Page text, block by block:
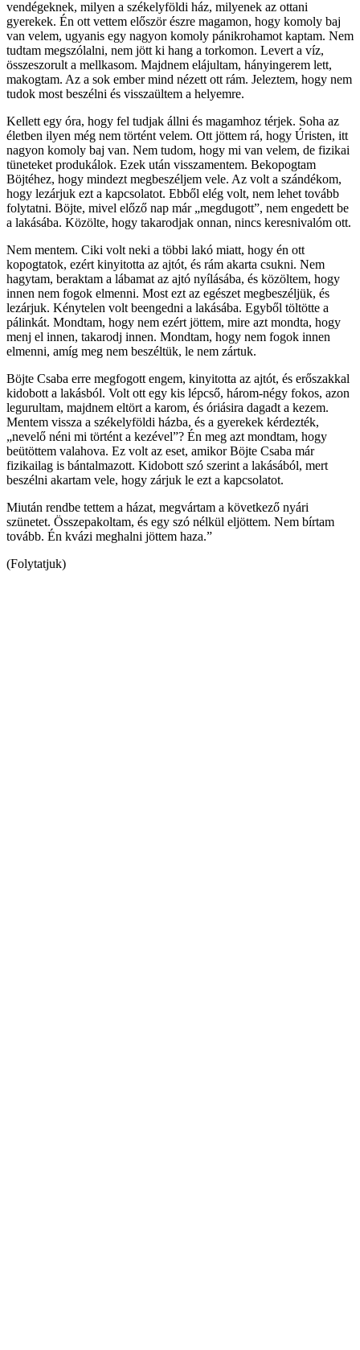
vendégeknek, milyen a székelyföldi ház, milyenek az ottani
gyerekek. Én ott vettem először észre magamon, hogy komoly baj
van velem, ugyanis egy nagyon komoly pánikrohamot kaptam. Nem
tudtam megszólalni, nem jött ki hang a torkomon. Levert a víz,
összeszorult a mellkasom. Majdnem elájultam, hányingerem lett,
makogtam. Az a sok ember mind nézett ott rám. Jeleztem, hogy nem
tudok most beszélni és visszaültem a helyemre.
Kellett egy óra, hogy fel tudjak állni és magamhoz térjek. Soha az
életben ilyen még nem történt velem. Ott jöttem rá, hogy Úristen, itt
nagyon komoly baj van. Nem tudom, hogy mi van velem, de fizikai
tüneteket produkálok. Ezek után visszamentem. Bekopogtam
Böjtéhez, hogy mindezt megbeszéljem vele. Az volt a szándékom,
hogy lezárjuk ezt a kapcsolatot. Ebből elég volt, nem lehet tovább
folytatni. Böjte, mivel előző nap már „megdugott”, nem engedett be
a lakásába. Közölte, hogy takarodjak onnan, nincs keresnivalóm ott.
Nem mentem. Ciki volt neki a többi lakó miatt, hogy én ott
kopogtatok, ezért kinyitotta az ajtót, és rám akarta csukni. Nem
hagytam, beraktam a lábamat az ajtó nyílásába, és közöltem, hogy
innen nem fogok elmenni. Most ezt az egészet megbeszéljük, és
lezárjuk. Kénytelen volt beengedni a lakásába. Egyből töltötte a
pálinkát. Mondtam, hogy nem ezért jöttem, mire azt mondta, hogy
menj el innen, takarodj innen. Mondtam, hogy nem fogok innen
elmenni, amíg meg nem beszéltük, le nem zártuk.
Böjte Csaba erre megfogott engem, kinyitotta az ajtót, és erőszakkal
kidobott a lakásból. Volt ott egy kis lépcső, három-négy fokos, azon
legurultam, majdnem eltört a karom, és óriásira dagadt a kezem.
Mentem vissza a székelyföldi házba, és a gyerekek kérdezték,
„nevelő néni mi történt a kezével”? Én meg azt mondtam, hogy
beütöttem valahova. Ez volt az eset, amikor Böjte Csaba már
fizikailag is bántalmazott. Kidobott szó szerint a lakásából, mert
beszélni akartam vele, hogy zárjuk le ezt a kapcsolatot.
Miután rendbe tettem a házat, megvártam a következő nyári
szünetet. Összepakoltam, és egy szó nélkül eljöttem. Nem bírtam
tovább. Én kvázi meghalni jöttem haza.”
(Folytatjuk)